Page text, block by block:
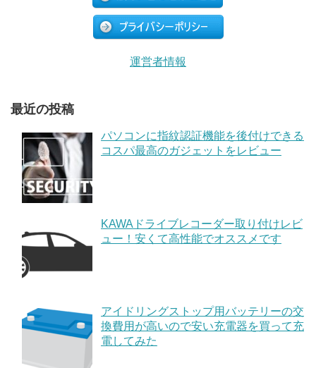
運営者情報
最近の投稿
パソコンに指紋認証機能を後付けできる
コスパ最高のガジェットをレビュー
KAWAドライブレコーダー取り付けレビ
ュー！安くて高性能でオススメです
アイドリングストップ用バッテリーの交
換費用が高いので安い充電器を買って充
電してみた